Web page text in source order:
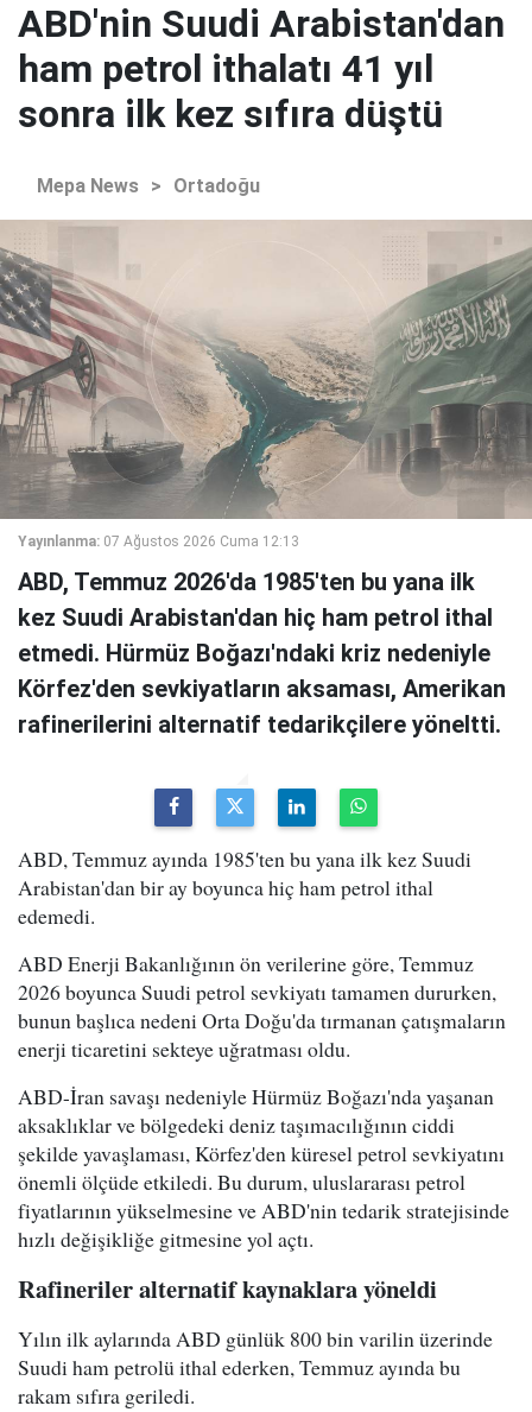
ABD'nin Suudi Arabistan'dan
ham petrol ithalatı 41 yıl
sonra ilk kez sıfıra düştü
Mepa News > Ortadoğu
Yayınlanma: 07 Ağustos 2026 Cuma 12:13
ABD, Temmuz 2026'da 1985'ten bu yana ilk
kez Suudi Arabistan'dan hiç ham petrol ithal
etmedi. Hürmüz Boğazı'ndaki kriz nedeniyle
Körfez'den sevkiyatların aksaması, Amerikan
rafinerilerini alternatif tedarikçilere yöneltti.
ABD, Temmuz ayında 1985'ten bu yana ilk kez Suudi
Arabistan'dan bir ay boyunca hiç ham petrol ithal
edemedi.
ABD Enerji Bakanlığının ön verilerine göre, Temmuz
2026 boyunca Suudi petrol sevkiyatı tamamen dururken,
bunun başlıca nedeni Orta Doğu'da tırmanan çatışmaların
enerji ticaretini sekteye uğratması oldu.
ABD-İran savaşı nedeniyle Hürmüz Boğazı'nda yaşanan
aksaklıklar ve bölgedeki deniz taşımacılığının ciddi
şekilde yavaşlaması, Körfez'den küresel petrol sevkiyatını
önemli ölçüde etkiledi. Bu durum, uluslararası petrol
fiyatlarının yükselmesine ve ABD'nin tedarik stratejisinde
hızlı değişikliğe gitmesine yol açtı.
Rafineriler alternatif kaynaklara yöneldi
Yılın ilk aylarında ABD günlük 800 bin varilin üzerinde
Suudi ham petrolü ithal ederken, Temmuz ayında bu
rakam sıfıra geriledi.